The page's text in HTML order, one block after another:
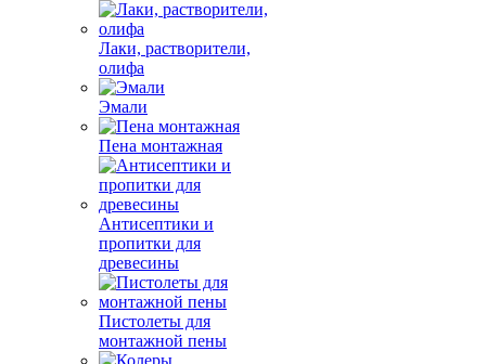
Лаки, растворители,
олифа
Эмали
Пена монтажная
Антисептики и
пропитки для
древесины
Пистолеты для
монтажной пены